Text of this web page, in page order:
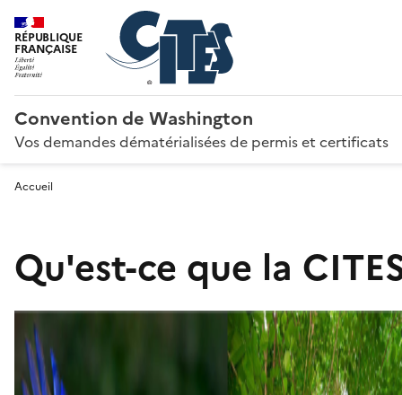
RÉPUBLIQUE
FRANÇAISE
Convention de Washington
Vos demandes dématérialisées de permis et certificats
Accueil
Qu'est-ce que la